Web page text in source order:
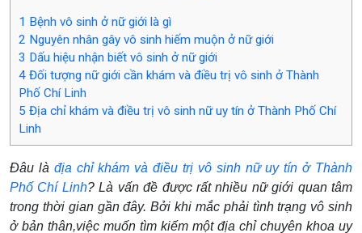
1 Bệnh vô sinh ở nữ giới là gì
2 Nguyên nhân gây vô sinh hiếm muộn ở nữ giới
3 Dấu hiệu nhận biết vô sinh ở nữ giới
4 Đối tượng nữ giới cần khám và điều trị vô sinh ở Thành
Phố Chí Linh
5 Địa chỉ khám và điều trị vô sinh nữ uy tín ở Thành Phố Chí
Linh
Đâu là địa chỉ khám và điều trị vô sinh nữ uy tín ở Thành
Phố Chí Linh? Là vấn đề được rất nhiều nữ giới quan tâm
trong thời gian gần đây. Bởi khi mắc phải tình trạng vô sinh
ở bản thân,việc muốn tìm kiếm một địa chỉ chuyên khoa uy